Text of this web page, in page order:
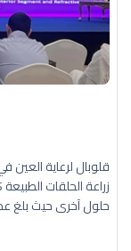
حلول آخرى حيث بلغ عدد